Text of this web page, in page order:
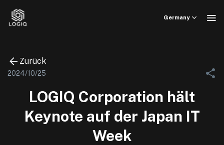
Germany
Zurück
2024/10/25
LOGIQ Corporation hält
Keynote auf der Japan IT
Week